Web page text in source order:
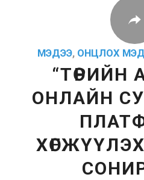
МЭДЭЭ, ОНЦЛОХ
“ТӨРИЙН
ОНЛАЙН